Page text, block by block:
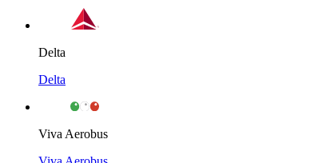
Delta
Delta
Viva Aerobus